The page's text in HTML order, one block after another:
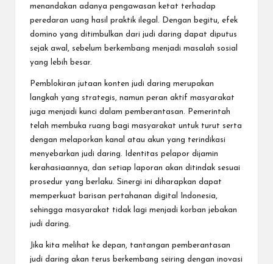
menandakan adanya pengawasan ketat terhadap
peredaran uang hasil praktik ilegal. Dengan begitu, efek
domino yang ditimbulkan dari judi daring dapat diputus
sejak awal, sebelum berkembang menjadi masalah sosial
yang lebih besar.
Pemblokiran jutaan konten judi daring merupakan
langkah yang strategis, namun peran aktif masyarakat
juga menjadi kunci dalam pemberantasan. Pemerintah
telah membuka ruang bagi masyarakat untuk turut serta
dengan melaporkan kanal atau akun yang terindikasi
menyebarkan judi daring. Identitas pelapor dijamin
kerahasiaannya, dan setiap laporan akan ditindak sesuai
prosedur yang berlaku. Sinergi ini diharapkan dapat
memperkuat barisan pertahanan digital Indonesia,
sehingga masyarakat tidak lagi menjadi korban jebakan
judi daring.
Jika kita melihat ke depan, tantangan pemberantasan
judi daring akan terus berkembang seiring dengan inovasi